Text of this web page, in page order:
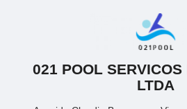
021 POOL SERVICOS
LTDA